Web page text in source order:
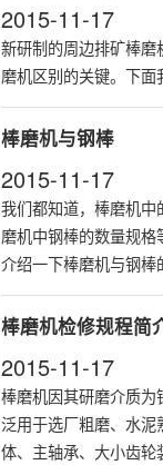
2015-11-17
新研制的周边排矿棒
磨机区别的关键。下面
棒磨机与钢棒
2015-11-17
我们都知道，棒磨机
磨机中钢棒的数量规
介绍一下棒磨机与钢棒
棒磨机检修规程简
2015-11-17
棒磨机因其研磨介质为
泛用于选厂粗磨、水
体、主轴承、大小齿